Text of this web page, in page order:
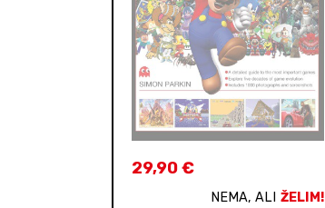
29,90€
NEMA, ALI ŽELIM!